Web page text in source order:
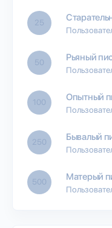
25
50 Рьяный
100 Опытный
250 Бывалый
500 Матерый